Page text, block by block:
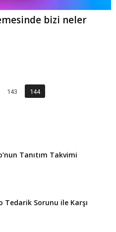
bizi neler
143 144
Tanıtım Takvimi
Tedarik Sorunu ile Karşı